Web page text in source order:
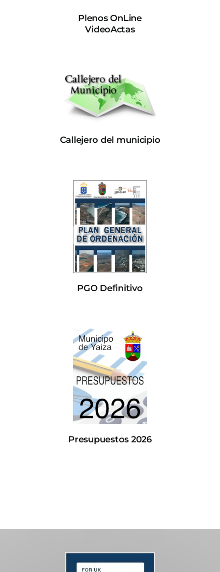
Plenos OnLine
VideoActas
Callejero del municipio
PGO Definitivo
Presupuestos 2026